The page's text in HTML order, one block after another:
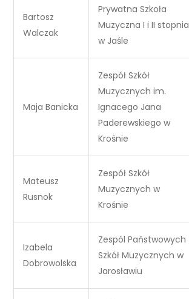
Bartosz
Walczak
Prywatna Szkoła
Muzyczna I i II stopnia
w Jaśle
Maja Banicka
Zespół Szkół
Muzycznych im.
Ignacego Jana
Paderewskiego w
Krośnie
Mateusz
Rusnok
Zespół Szkół
Muzycznych w
Krośnie
Izabela
Dobrowolska
Zespól Państwowych
Szkół Muzycznych w
Jarosławiu